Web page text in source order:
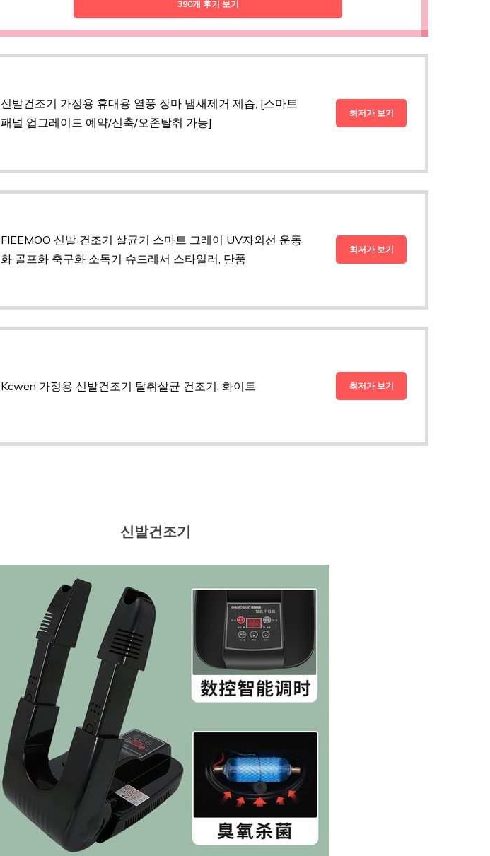
390개 후기 보기
신발건조기 가정용 휴대용 열풍 장마 냄새제거 제습, [스마트
패널 업그레이드 예약/신축/오존탈취 가능]
최저가 보기
FIEEMOO 신발 건조기 살균기 스마트 그레이 UV자외선 운동
화 골프화 축구화 소독기 슈드레서 스타일러, 단품
최저가 보기
Kcwen 가정용 신발건조기 탈취살균 건조기, 화이트 최저가 보기
신발건조기